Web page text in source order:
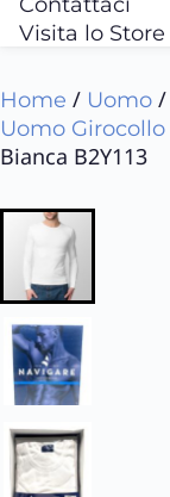
Visita lo Store
Home / Uomo /
Uomo Girocollo
Bianca B2Y113